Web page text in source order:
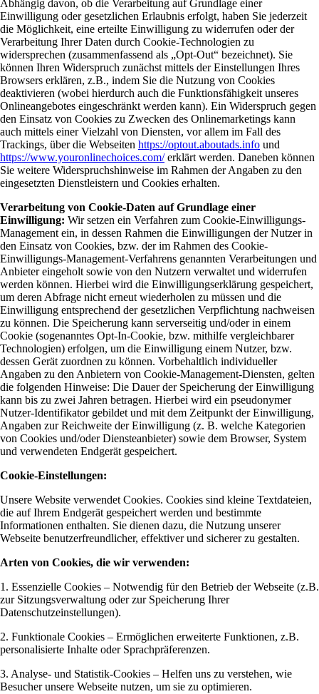
Abhängig davon, ob die Verarbeitung auf Grundlage einer
Einwilligung oder gesetzlichen Erlaubnis erfolgt, haben Sie jederzeit
die Möglichkeit, eine erteilte Einwilligung zu widerrufen oder der
Verarbeitung Ihrer Daten durch Cookie-Technologien zu
widersprechen (zusammenfassend als „Opt-Out“ bezeichnet). Sie
können Ihren Widerspruch zunächst mittels der Einstellungen Ihres
Browsers erklären, z.B., indem Sie die Nutzung von Cookies
deaktivieren (wobei hierdurch auch die Funktionsfähigkeit unseres
Onlineangebotes eingeschränkt werden kann). Ein Widerspruch gegen
den Einsatz von Cookies zu Zwecken des Onlinemarketings kann
auch mittels einer Vielzahl von Diensten, vor allem im Fall des
Trackings, über die Webseiten https://optout.aboutads.info und
https://www.youronlinechoices.com/erklärt werden. Daneben können
Sie weitere Widerspruchshinweise im Rahmen der Angaben zu den
eingesetzten Dienstleistern und Cookies erhalten.
Verarbeitung von Cookie-Daten auf Grundlage einer
Einwilligung: Wir setzen ein Verfahren zum Cookie-Einwilligungs-
Management ein, in dessen Rahmen die Einwilligungen der Nutzer in
den Einsatz von Cookies, bzw. der im Rahmen des Cookie-
Einwilligungs-Management-Verfahrens genannten Verarbeitungen und
Anbieter eingeholt sowie von den Nutzern verwaltet und widerrufen
werden können. Hierbei wird die Einwilligungserklärung gespeichert,
um deren Abfrage nicht erneut wiederholen zu müssen und die
Einwilligung entsprechend der gesetzlichen Verpflichtung nachweisen
zu können. Die Speicherung kann serverseitig und/oder in einem
Cookie (sogenanntes Opt-In-Cookie, bzw. mithilfe vergleichbarer
Technologien) erfolgen, um die Einwilligung einem Nutzer, bzw.
dessen Gerät zuordnen zu können. Vorbehaltlich individueller
Angaben zu den Anbietern von Cookie-Management-Diensten, gelten
die folgenden Hinweise: Die Dauer der Speicherung der Einwilligung
kann bis zu zwei Jahren betragen. Hierbei wird ein pseudonymer
Nutzer-Identifikator gebildet und mit dem Zeitpunkt der Einwilligung,
Angaben zur Reichweite der Einwilligung (z. B. welche Kategorien
von Cookies und/oder Diensteanbieter) sowie dem Browser, System
und verwendeten Endgerät gespeichert.
Cookie-Einstellungen:
Unsere Website verwendet Cookies. Cookies sind kleine Textdateien,
die auf Ihrem Endgerät gespeichert werden und bestimmte
Informationen enthalten. Sie dienen dazu, die Nutzung unserer
Webseite benutzerfreundlicher, effektiver und sicherer zu gestalten.
Arten von Cookies, die wir verwenden:
1. Essenzielle Cookies – Notwendig für den Betrieb der Webseite (z.B.
zur Sitzungsverwaltung oder zur Speicherung Ihrer
Datenschutzeinstellungen).
2. Funktionale Cookies – Ermöglichen erweiterte Funktionen, z.B.
personalisierte Inhalte oder Sprachpräferenzen.
3. Analyse- und Statistik-Cookies – Helfen uns zu verstehen, wie
Besucher unsere Webseite nutzen, um sie zu optimieren.